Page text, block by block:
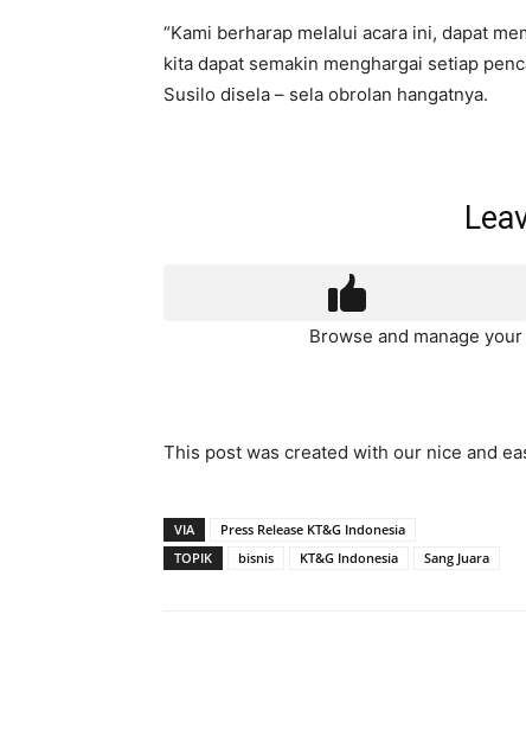
“Kami berharap melalui acara ini, dapat
kita dapat semakin menghargai setiap
Susilo disela – sela obrolan hangatnya.
Browse and manage
This post was created with our nice and
VIA
Press Release KT&G Indonesia
TOPIK
bisnis KT&G Indonesia Sang Juara